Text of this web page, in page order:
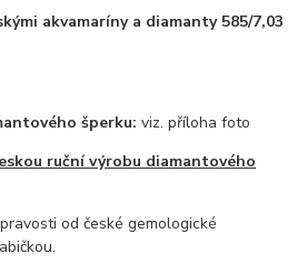
akvamaríny a diamanty 585/7,03
šperku: viz. příloha foto
ruční výrobu diamantového
od české gemologické